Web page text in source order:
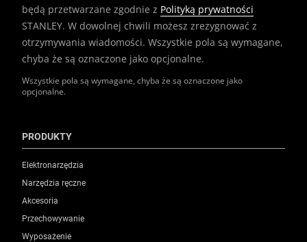
Wszystkie pola są wymagane, chyba że są oznaczone jako
opcjonalne.
będą przetwarzane zgodnie z Polityką prywatności
STANLEY. W dowolnej chwili możesz zrezygnować z
otrzymywania wiadomości. Wszystkie pola są wymagane,
chyba że są oznaczone jako opcjonalne.
PRODUKTY
Elektronarzędzia
Narzędzia ręczne
Akcesoria
Przechowywanie
Wyposażenie